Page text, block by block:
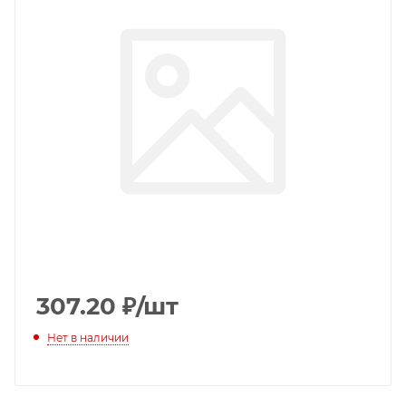
307.20 ₽/шт
Нет в наличии